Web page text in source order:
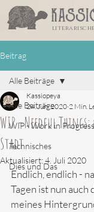
Beitrag
Alle Beiträge
WIP - Work in Progress
Technisches
Dies und Das
Alle Beiträge
WIP - Needful
Stadt
Kassiopeya
24. Juni 2020 2 Min.
Aktualisiert:4. Juli 2020
Endlich, endlich -
Tagen ist nun auch
meines